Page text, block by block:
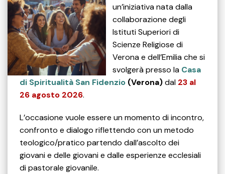
un’iniziativa nata dalla
collaborazione degli
Istituti Superiori di
Scienze Religiose di
Verona e dell’Emilia che si
svolgerà presso la Casa
di Spiritualità San Fidenzio (Verona)dal 23 al
26 agosto 2026.
L’occasione vuole essere un momento di incontro,
confronto e dialogo riflettendo con un metodo
teologico/pratico partendo dall’ascolto dei
giovani e delle giovani e dalle esperienze ecclesiali
di pastorale giovanile.